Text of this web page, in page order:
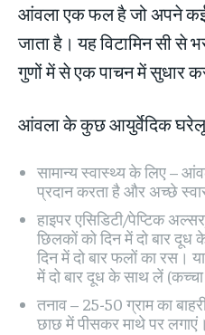
आंवला एक फल है जो अपने कई
जाता है। यह विटामिन सी से
गुणों में से एक पाचन में सुधार
आंवला के कुछ आयुर्वेदिक घरेलू
सामान्य स्वास्थ्य के लिए –
प्रदान करता है और अच्छे
हाइपर एसिडिटी/पेप्टिक
छिलकों को दिन में दो बार
दिन में दो बार फलों का रस।
में दो बार दूध के साथ लें
तनाव – 25-50 ग्राम का
छाछ में पीसकर माथे पर लगाएं।